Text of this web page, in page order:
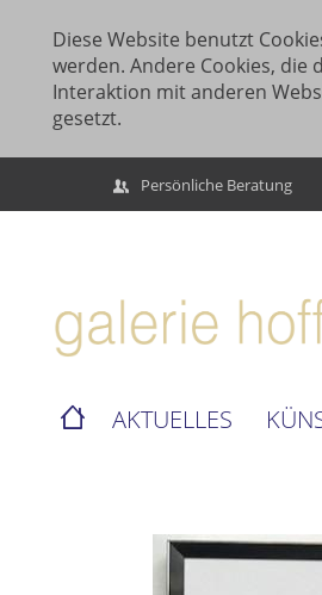
Diese Website benutzt
werden. Andere Cookies,
Interaktion mit anderen
gesetzt.
Persönliche Beratung
AKTUELLES